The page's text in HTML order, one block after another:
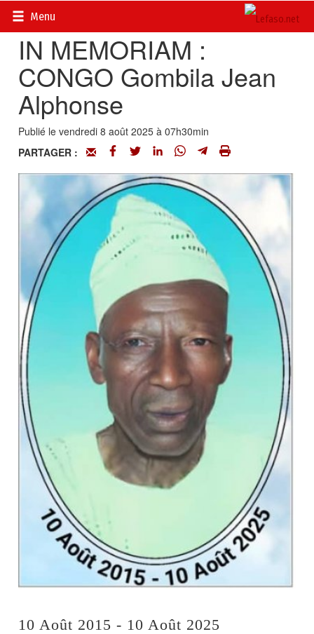
Menu
Accueil>
IN MEMORIAM :
CONGO Gombila Jean
Alphonse
Publié le vendredi 8 août 2025 à 07h30min
PARTAGER :
10 Août 2015 - 10 Août 2025